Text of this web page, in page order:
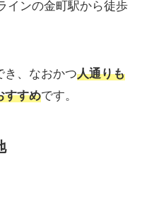
インの金町駅から徒歩
き、なおかつ人通りも
すすめです。